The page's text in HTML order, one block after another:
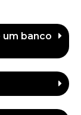
um banco